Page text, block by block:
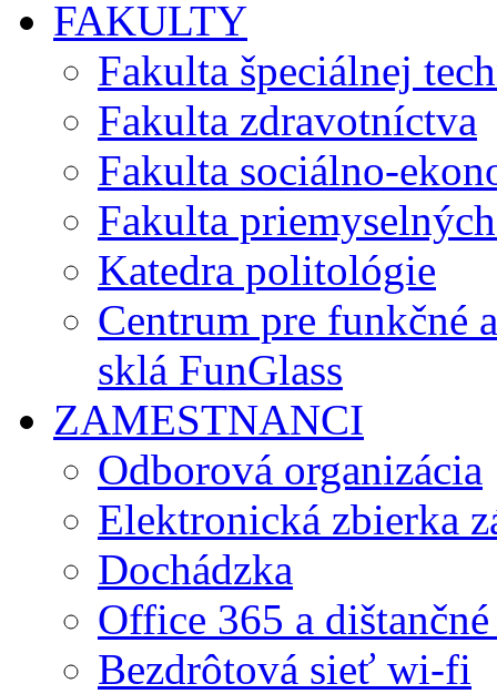
FAKULTY
Fakulta špeciálnej
Fakulta zdravotníctva
Fakulta sociálno-
Fakulta
Katedra politológie
Centrum pre funkčné
sklá FunGlass
ZAMESTNANCI
Odborová organizácia
Elektronická zbierka
Dochádzka
Office 365 a
Bezdrôtová sieť wi-fi